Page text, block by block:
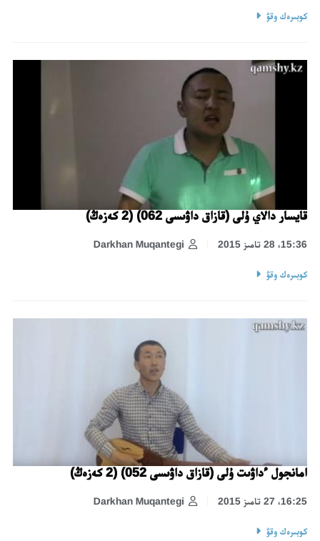
كوبىرەك وقۋ
قايسار دالاي ۇلى (قازاق داۋىسى 062) (2 كەزەڭ)
Darkhan Muqantegi 15:36، 28 تامىز 2015
كوبىرەك وقۋ
امانجول ءداۋىت ۇلى (قازاق داۋىسى 052) (2 كەزەڭ)
Darkhan Muqantegi 16:25، 27 تامىز 2015
كوبىرەك وقۋ